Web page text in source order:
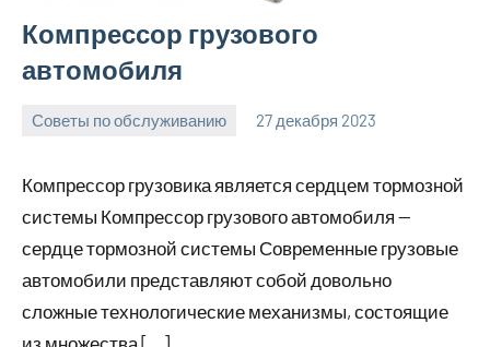
Компрессор грузового
автомобиля
Советы по обслуживанию 27 декабря 2023
Компрессор грузовика является сердцем тормозной
системы Компрессор грузового автомобиля —
сердце тормозной системы Современные грузовые
автомобили представляют собой довольно
сложные технологические механизмы, состоящие
из множества […]